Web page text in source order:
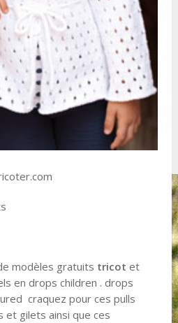
modèles gratuits tricot et
en drops children . drops
craquez pour ces pulls
et gilets ainsi que ces